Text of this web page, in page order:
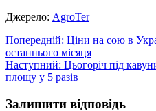
Джерело: АgroTer
Навігація
записів
Попередній: Ціни на сою в
останнього місяця
Наступний: Цьогоріч під
площу у 5 разів
Залишити відповідь